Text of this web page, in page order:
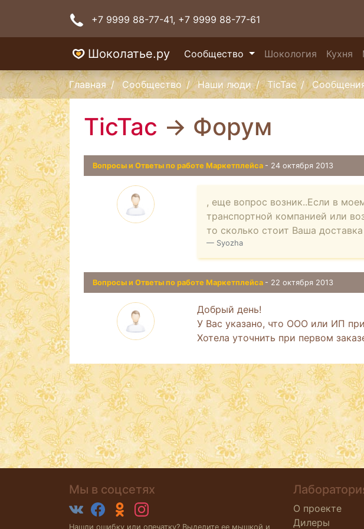
+7 9999 88-77-41, +7 9999 88-77-61
Шоколатье.ру Сообщество Шокология Кухня
Главная Сообщество Наши люди TicTac
TicTac → Форум
Вопросы и Ответы по работе Маркетплейса - 24 октября 2013
, еще вопрос возник..Если в
транспортной компанией или
то сколько стоит Ваша
Syozha
Вопросы и Ответы по работе Маркетплейса - 22 октября 2013
Добрый день!
У Вас указано, что ООО или ИП
Хотела уточнить при первом
Мы в соцсетях
Нашли ошибку или опечатку? Выделите ее мышкой и
О проекте
Дилеры